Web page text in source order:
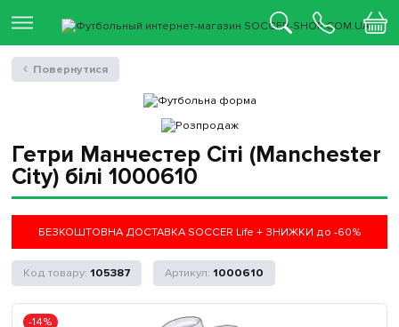
Гетри Манчестер Сіті (Manchester
City) білі 1000610
БЕЗКОШТОВНА ДОСТАВКА SOCCER Life + ЗНИЖКИ до -60%
105387 1000610
-14%
Повернутися